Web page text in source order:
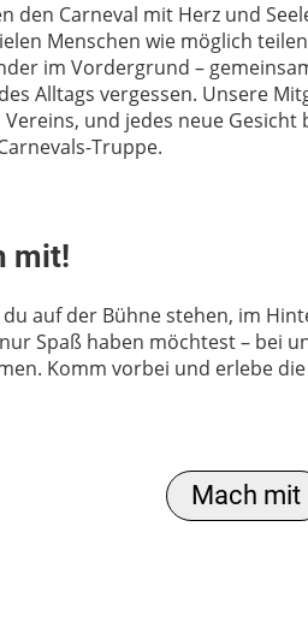
den Carneval mit Herz und
Menschen wie möglich
im Vordergrund –
Alltags vergessen. Unsere
Vereins, und jedes neue
Truppe.
mit!
du auf der Bühne stehen, im
Spaß haben möchtest – bei
Komm vorbei und erlebe
Mach mit